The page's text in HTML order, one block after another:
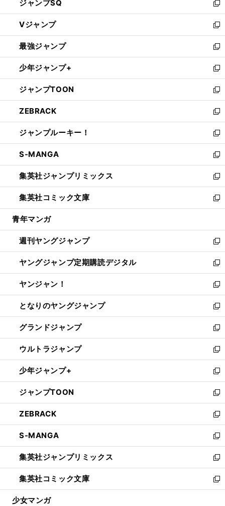
い
ウ
ィ
ン
ド
ウ
で
開
く
ジャンプSQ
新
し
い
ウ
ィ
ン
ド
ウ
で
開
く
Vジャンプ
新
し
い
ウ
ィ
ン
ド
ウ
で
開
く
最強ジャンプ
新
し
い
ウ
ィ
ン
ド
ウ
で
開
く
少年ジャンプ+
新
し
い
ウ
ィ
ン
ド
ウ
で
開
く
ジャンプTOON
新
し
い
ウ
ィ
ン
ド
ウ
で
開
く
ZEBRACK
新
し
い
ウ
ィ
ン
ド
ウ
で
開
ジャンプルーキー！
新
し
い
ウ
ィ
ン
ド
ウ
開
く
S-MANGA
新
し
い
ウ
ィ
ン
ウ
で
開
く
集英社ジャンプリミックス
新
し
い
ウ
ン
ド
ウ
で
開
く
集英社コミック文庫
新
し
ウ
ィ
ン
ド
ウ
で
開
く
青年マンガ
週刊ヤングジャンプ
新
し
い
ウ
ィ
ン
ド
ウ
で
開
く
ヤングジャンプ定期購読デジタル
新
し
い
ウ
ィ
ン
ド
ウ
で
開
く
ヤンジャン！
新
し
い
ウ
ィ
ン
ド
ウ
で
開
く
となりのヤングジャンプ
新
し
い
ウ
ィ
ン
ド
ウ
で
開
く
グランドジャンプ
新
し
い
ウ
ィ
ン
ド
ウ
で
開
く
ウルトラジャンプ
新
し
い
ウ
ィ
ン
ド
ウ
で
開
く
少年ジャンプ+
新
し
い
ウ
ィ
ン
ド
ウ
で
開
く
ジャンプTOON
新
し
い
ウ
ィ
ン
ド
ウ
で
開
ZEBRACK
新
し
い
ウ
ィ
ン
ド
ウ
S-MANGA
新
し
い
ウ
ィ
ン
集英社ジャンプリミックス
新
し
い
ウ
集英社コミック文庫
新
し
少女マンガ